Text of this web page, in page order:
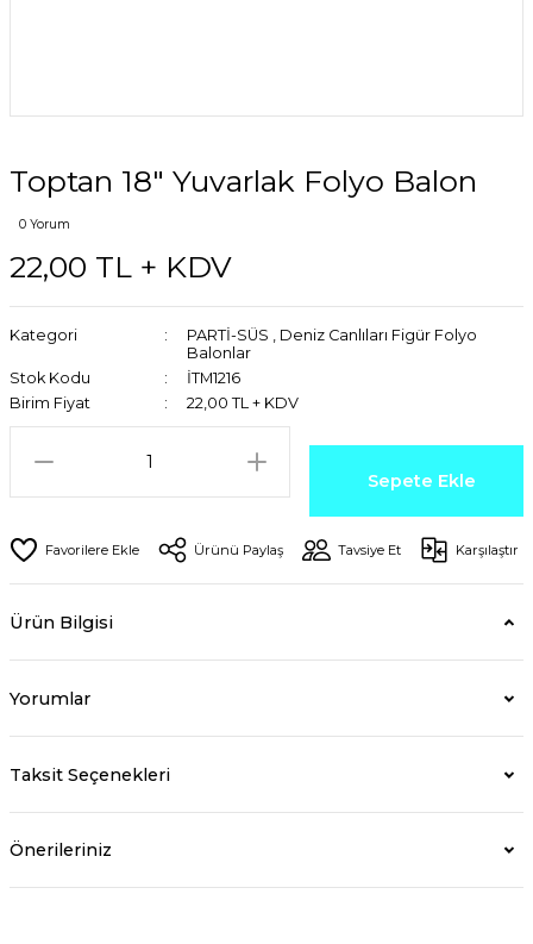
Toptan 18″ Yuvarlak Folyo Balon
0 Yorum
22,00 TL + KDV
Kategori PARTİ-SÜS , Deniz Canlıları Figür Folyo
Balonlar
Stok Kodu
İTM1216
Birim Fiyat
22,00 TL + KDV
Sepete Ekle
Ürünü Paylaş Tavsiye Et Karşılaştır
Ürün Bilgisi
Yorumlar
Taksit Seçenekleri
Önerileriniz